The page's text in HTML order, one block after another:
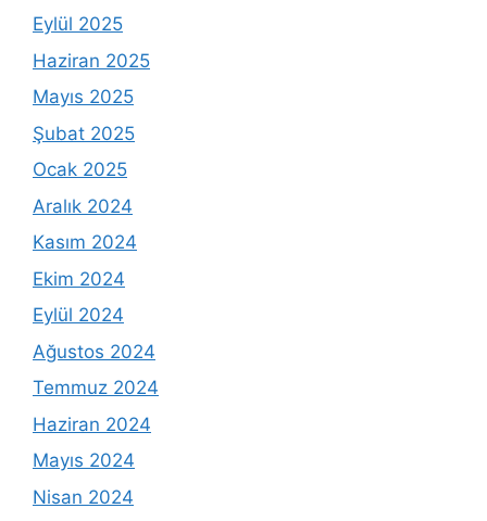
Eylül 2025
Haziran 2025
Mayıs 2025
Şubat 2025
Ocak 2025
Aralık 2024
Kasım 2024
Ekim 2024
Eylül 2024
Ağustos 2024
Temmuz 2024
Haziran 2024
Mayıs 2024
Nisan 2024